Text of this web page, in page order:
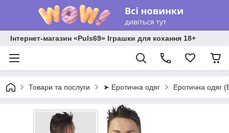
Інтернет-магазин «Puls69» Іграшки для кохання 18+
Товари та послуги ➤ Еротична одяг Еротична одяг